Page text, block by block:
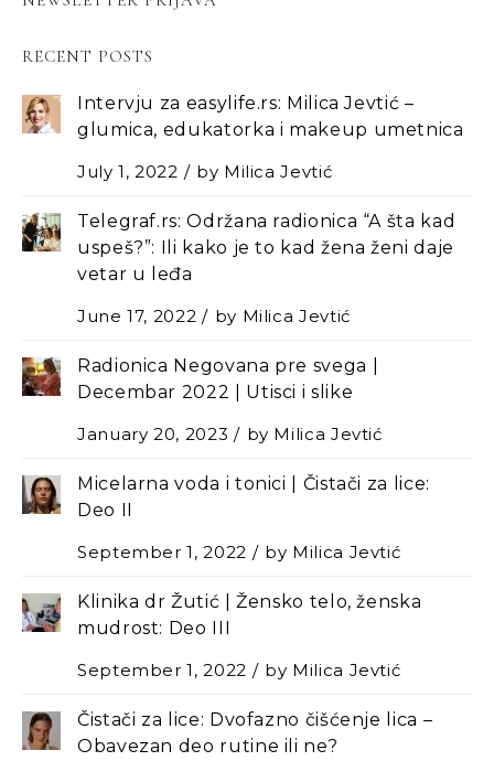
RECENT POSTS
Intervju za easylife.rs: Milica Jevtić –
glumica, edukatorka i makeup umetnica
July 1, 2022
by Milica Jevtić
Telegraf.rs: Održana radionica “A šta kad
uspeš?”: Ili kako je to kad žena ženi daje
vetar u leđa
June 17, 2022
by Milica Jevtić
Radionica Negovana pre svega |
Decembar 2022 | Utisci i slike
January 20, 2023
by Milica Jevtić
Micelarna voda i tonici | Čistači za lice:
Deo II
September 1, 2022
by Milica Jevtić
Klinika dr Žutić | Žensko telo, ženska
mudrost: Deo III
September 1, 2022
by Milica Jevtić
Čistači za lice: Dvofazno čišćenje lica –
Оbavezan deo rutine ili ne?